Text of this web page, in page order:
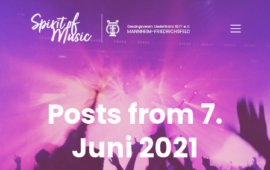
Posts from 7.
Juni 2021